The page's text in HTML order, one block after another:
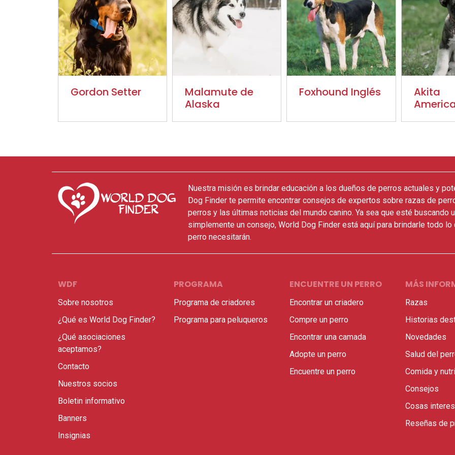
Gordon Setter
Malamute de
Alaska
Foxhound Inglés
Akita
Nuestra misión es brindar educación a los dueños de perros actuales y
Dog Finder te permite encontrar consejos de expertos sobre razas de
perros y las últimas noticias del mundo canino. Ya sea que esté buscando
simplemente un consejo, World Dog Finder está aquí para brindarle todo
perro necesitarán.
WDF
Sobre nosotros
¿Qué es World Dog Finder?
¿Qué asociaciones
aceptamos?
Contacto
Nuestros socios
Boletin informativo
Banners
Insignias
PROGRAMA
Programa de criadores
Programa para peluqueros
ENCUENTRE UN PERRO
Encontrar un criadero
Compre un perro
Encontrar una camada
Adopte un perro
Encuentre un perro
MÁS
Razas
Historias
Novedades
Salud del
Comida y
Consejos
Cosas
Reseñas de